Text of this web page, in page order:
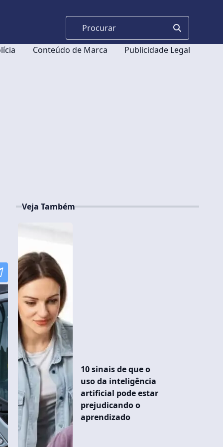
Conteúdo de Marca Publicidade Legal
Veja Também
10 sinais de que o
uso da inteligência
artificial pode estar
prejudicando o
aprendizado